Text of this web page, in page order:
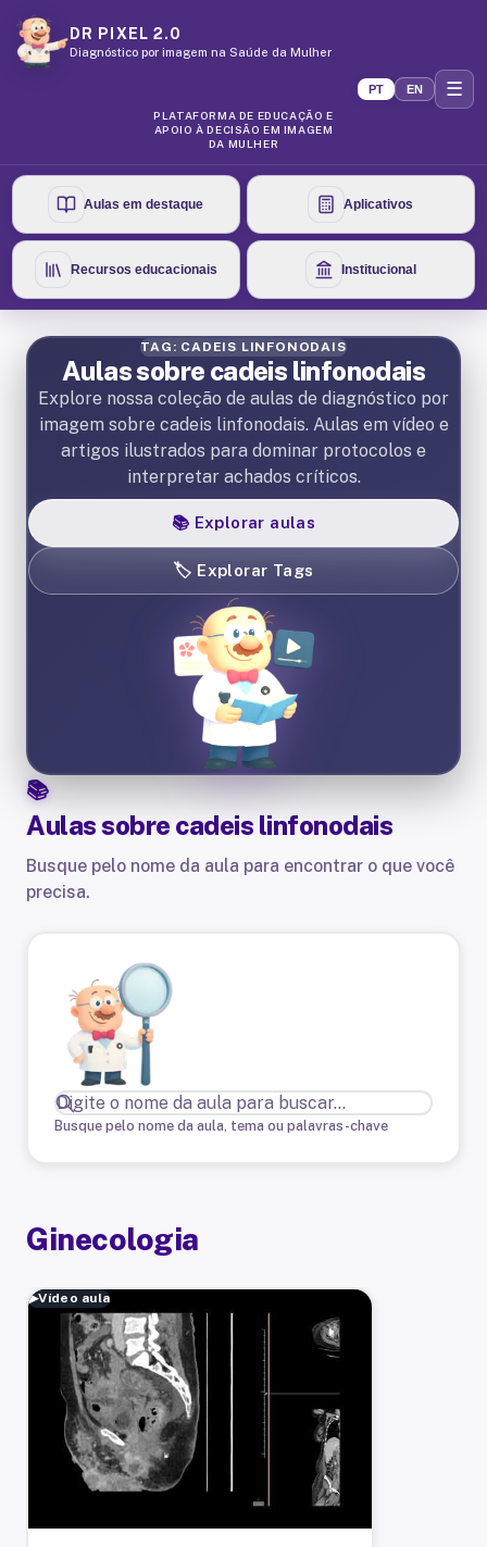
DR PIXEL 2.0
Diagnóstico por imagem na Saúde da Mulher
PLATAFORMA DE EDUCAÇÃO E
APOIO À DECISÃO EM IMAGEM
DA MULHER
PT EN ☰
Aulas em destaque Aplicativos
Recursos educacionais Institucional
TAG: CADEIS LINFONODAIS
Aulas sobre cadeis linfonodais
Explore nossa coleção de aulas de diagnóstico por
imagem sobre cadeis linfonodais. Aulas em vídeo e
artigos ilustrados para dominar protocolos e
interpretar achados críticos.
📚 Explorar aulas
🏷️ Explorar Tags
Aulas sobre cadeis linfonodais
Busque pelo nome da aula para encontrar o que você
precisa.
Busque pelo nome da aula, tema ou palavras-chave
Ginecologia
▶Vídeo aula